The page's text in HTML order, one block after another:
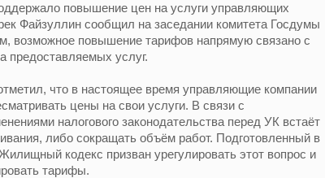
повышение цен на услуги управляющих
Файзуллин сообщил на заседании комитета Госдумы
возможное повышение тарифов напрямую связано с
предоставляемых услуг.
что в настоящее время управляющие компании
цены на свои услуги. В связи с
налогового законодательства перед УК встаёт
либо сокращать объём работ. Подготовленный в
кодекс призван урегулировать этот вопрос и
тарифы.